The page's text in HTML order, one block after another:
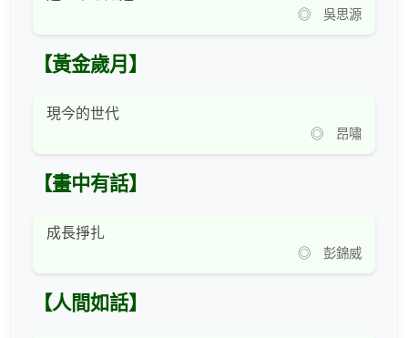
◎ 吳思源
【黃金歲月】
現今的世代
◎ 昂嘯
【畫中有話】
成長掙扎
◎ 彭錦威
【人間如話】